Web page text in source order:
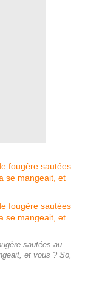
sautées au
et vous ? So,